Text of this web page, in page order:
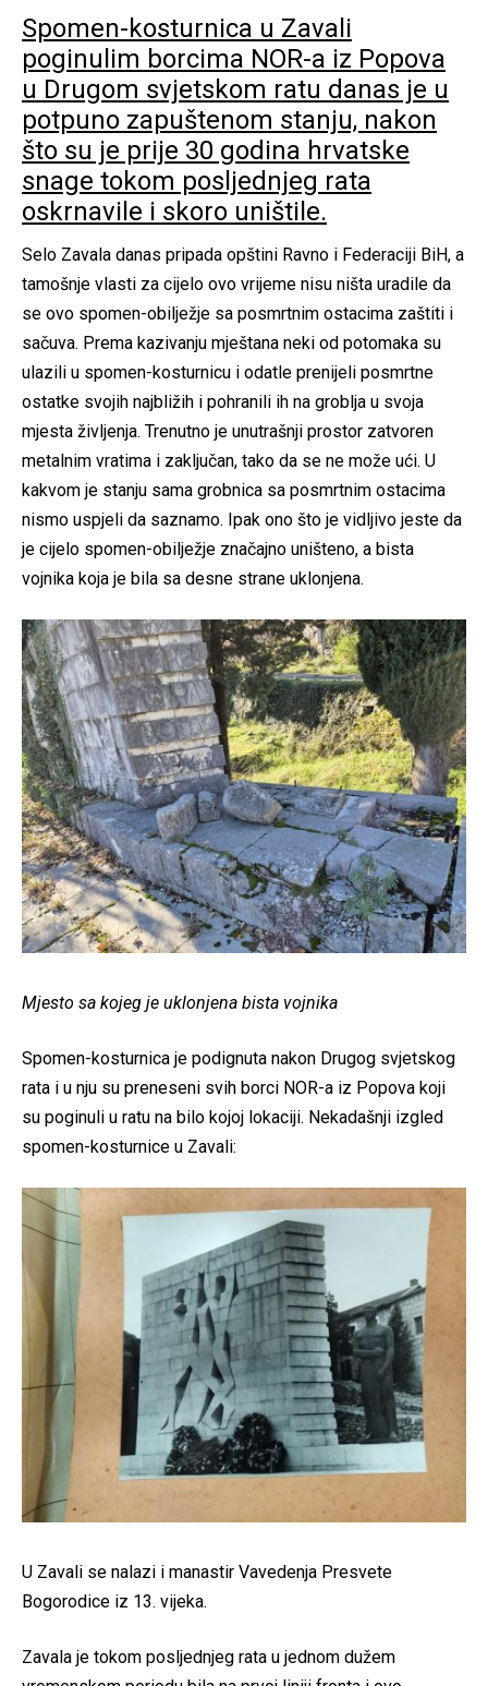
Spomen-kosturnica u Zavali
poginulim borcima NOR-a iz Popova
u Drugom svjetskom ratu danas je u
potpuno zapuštenom stanju, nakon
što su je prije 30 godina hrvatske
snage tokom posljednjeg rata
oskrnavile i skoro uništile.
Selo Zavala danas pripada opštini Ravno i Federaciji BiH, a
tamošnje vlasti za cijelo ovo vrijeme nisu ništa uradile da
se ovo spomen-obilježje sa posmrtnim ostacima zaštiti i
sačuva. Prema kazivanju mještana neki od potomaka su
ulazili u spomen-kosturnicu i odatle prenijeli posmrtne
ostatke svojih najbližih i pohranili ih na groblja u svoja
mjesta življenja. Trenutno je unutrašnji prostor zatvoren
metalnim vratima i zaključan, tako da se ne može ući. U
kakvom je stanju sama grobnica sa posmrtnim ostacima
nismo uspjeli da saznamo. Ipak ono što je vidljivo jeste da
je cijelo spomen-obilježje značajno uništeno, a bista
vojnika koja je bila sa desne strane uklonjena.
Mjesto sa kojeg je uklonjena bista vojnika
Spomen-kosturnica je podignuta nakon Drugog svjetskog
rata i u nju su preneseni svih borci NOR-a iz Popova koji
su poginuli u ratu na bilo kojoj lokaciji. Nekadašnji izgled
spomen-kosturnice u Zavali:
U Zavali se nalazi i manastir Vavedenja Presvete
Bogorodice iz 13. vijeka.
Zavala je tokom posljednjeg rata u jednom dužem